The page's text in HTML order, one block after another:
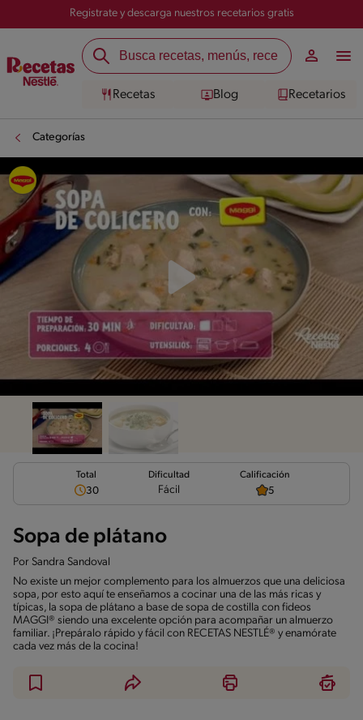
Registrate y descarga nuestros recetarios gratis
Recetas Blog Recetarios
Categorías
Total
30
Dificultad
Fácil
Calificación
5
Sopa de plátano
Por Sandra Sandoval
No existe un mejor complemento para los almuerzos que una deliciosa
sopa, por esto aquí te enseñamos a cocinar una de las más ricas y
típicas, la sopa de plátano a base de sopa de costilla con fideos
MAGGI® siendo una excelente opción para acompañar un almuerzo
familiar. ¡Prepáralo rápido y fácil con RECETAS NESTLÉ® y enamórate
cada vez más de la cocina!